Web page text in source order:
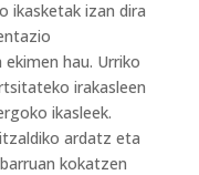
ikasketak izan dira
hau. Urriko
irakasleen
ikasleek.
ardatz eta
kokatzen